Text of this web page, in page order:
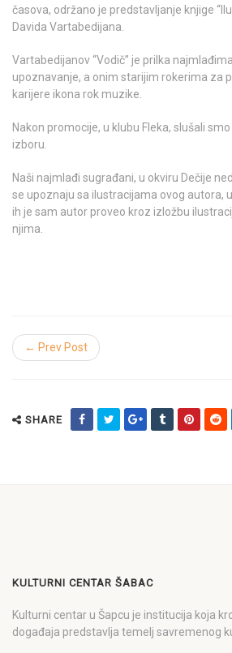
časova, održano je predstavljanje knjige
Davida Vartabedijana.
Vartabedijanov “Vodič” je prilka
upoznavanje, a onim starijim rokerima za
karijere ikona rok muzike.
Nakon promocije, u klubu Fleka, slušali
izboru.
Naši najmlađi sugrađani, u okviru Dečije
se upoznaju sa ilustracijama ovog autora,
ih je sam autor proveo kroz izložbu
njima.
← Prev Post
SHARE
KULTURNI CENTAR ŠABAC
Kulturni centar u Šapcu je institucija koja
događaja predstavlja temelj savremenog